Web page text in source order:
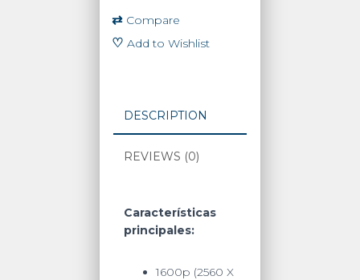
Vehículos
/
Bocina
Micro
⇄ Compare
♡ Add to Wishlist
DESCRIPTION
REVIEWS (0)
Características
principales:
1600p (2560 X